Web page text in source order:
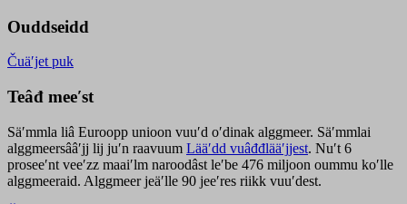
Ouddseidd
Čuäʹjet puk
Teâđ meeʹst
Säʹmmla liâ Euroopp unioon vuuʹd oʹdinak alggmeer. Säʹmmlai
alggmeersââʹjj lij juʹn raavuum Lääʹdd vuâđđlääʹjjest. Nuʹt 6
proseeʹnt veeʹzz maaiʹlm naroodâst leʹbe 476 miljoon oummu koʹlle
alggmeeraid. Alggmeer jeäʹlle 90 jeeʹres riikk vuuʹdest.